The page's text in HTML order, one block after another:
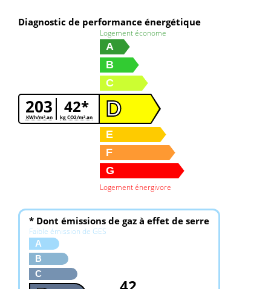
Diagnostic de performance énergétique
203
KWh/m².an
42*
kg CO2/m².an
Logement économe
A
B
C
D
E
F
G
Logement énergivore
* Dont émissions de gaz à effet de serre
Faible émission de GES
A
B
C